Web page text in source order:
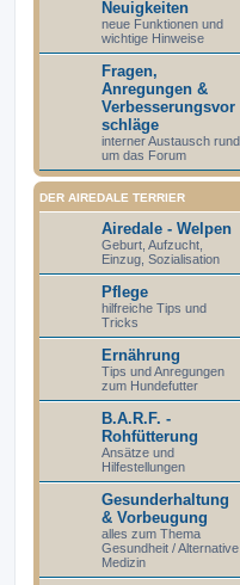
Neuigkeiten
neue Funktionen und
wichtige Hinweise
Fragen,
Anregungen &
Verbesserungsvor
schläge
interner Austausch rund
um das Forum
DER AIREDALE TERRIER
Airedale - Welpen
Geburt, Aufzucht,
Einzug, Sozialisation
Pflege
hilfreiche Tips und
Tricks
Ernährung
Tips und Anregungen
zum Hundefutter
B.A.R.F. -
Rohfütterung
Ansätze und
Hilfestellungen
Gesunderhaltung
& Vorbeugung
alles zum Thema
Gesundheit / Alternative
Medizin